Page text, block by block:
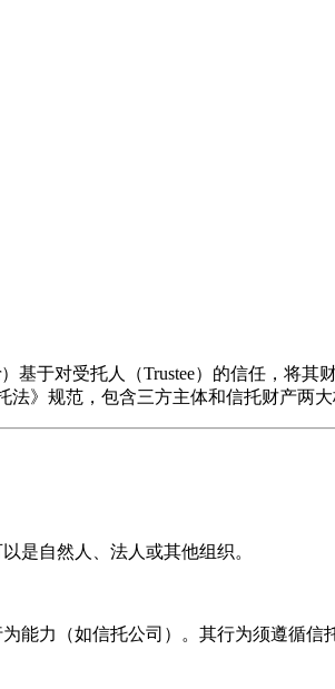
）基于对受托人（Trustee）的信任，
》规范，包含三方主体和信托财产两大
是自然人、法人或其他组织。
能力（如信托公司）。其行为须遵循信